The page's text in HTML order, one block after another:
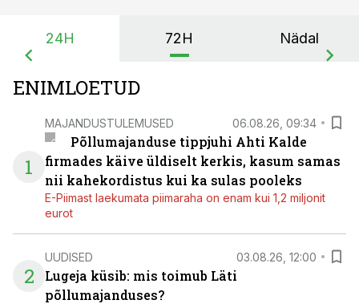
24H 72H Nädal
ENIMLOETUD
1
MAJANDUSTULEMUSED 06.08.26, 09:34
Põllumajanduse tippjuhi Ahti Kalde
firmades käive üldiselt kerkis, kasum samas
nii kahekordistus kui ka sulas pooleks
E-Piimast laekumata piimaraha on enam kui 1,2 miljonit
eurot
2
UUDISED 03.08.26, 12:00
Lugeja küsib: mis toimub Läti
põllumajanduses?